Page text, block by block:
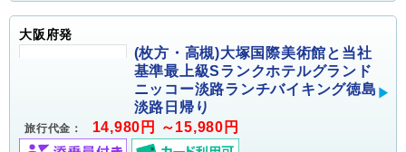
大阪府発
(枚方・高槻)大塚国際美術館と当社
基準最上級Sランクホテルグランド
ニッコー淡路ランチバイキング徳島
淡路日帰り
旅行代金： 14,980円 ～15,980円